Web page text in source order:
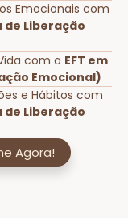
Emocionais com
de Liberação
com a EFT em
Emocional)
e Hábitos com
de Liberação
Agora!